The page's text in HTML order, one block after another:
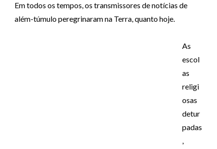
Em todos os tempos, os transmissores de notícias de
além-túmulo peregrinaramna Terra, quanto hoje.
As
escol
as
religi
osas
detur
padas
,